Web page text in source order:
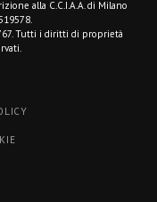
alla C.C.I.A.A. di Milano
Tutti i diritti di proprietà